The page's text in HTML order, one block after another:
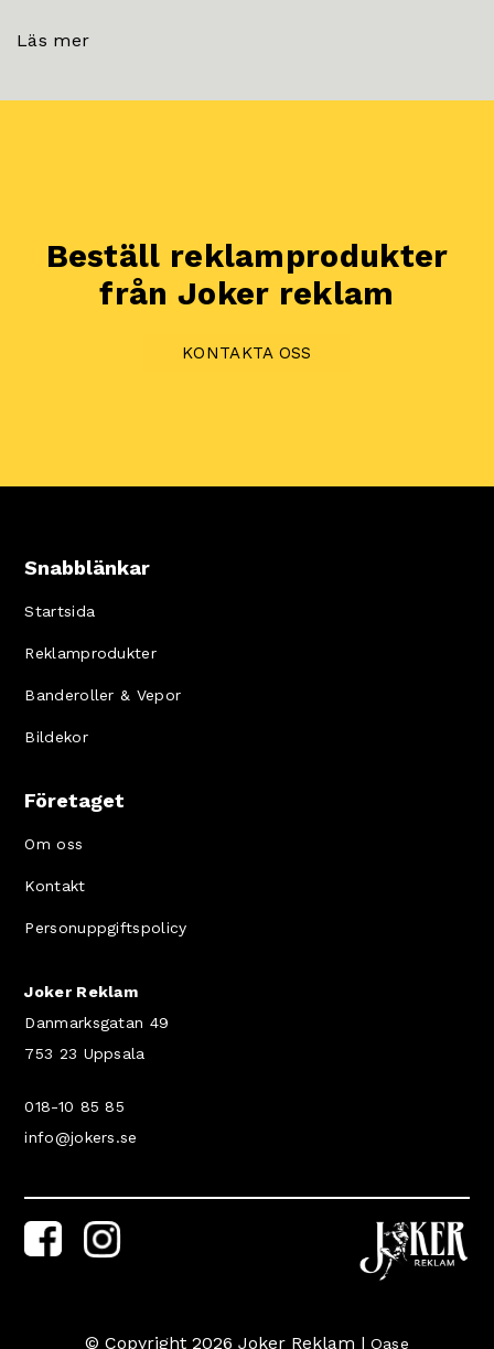
Läs mer
Beställ reklamprodukter
från Joker reklam
KONTAKTA OSS
Snabblänkar
Startsida
Reklamprodukter
Banderoller & Vepor
Bildekor
Företaget
Om oss
Kontakt
Personuppgiftspolicy
Joker Reklam
Danmarksgatan 49
753 23 Uppsala
018-10 85 85
info@jokers.se
© Copyright 2026 Joker Reklam | Qase